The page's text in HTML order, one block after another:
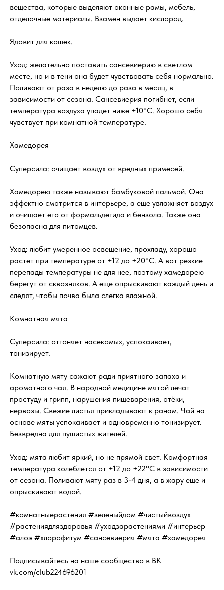
вещества, которые выделяют оконные рамы, мебель,
отделочные материалы. Взамен выдает кислород.
Ядовит для кошек.
Уход: желательно поставить сансевиерию в светлом
месте, но и в тени она будет чувствовать себя нормально.
Поливают от раза в неделю до раза в месяц, в
зависимости от сезона. Сансевиерия погибнет, если
температура воздуха упадет ниже +10°C. Хорошо себя
чувствует при комнатной температуре.
Хамедорея
Суперсила: очищает воздух от вредных примесей.
Хамедорею также называют бамбуковой пальмой. Она
эффектно смотрится в интерьере, а еще увлажняет воздух
и очищает его от формальдегида и бензола. Также она
безопасна для питомцев.
Уход: любит умеренное освещение, прохладу, хорошо
растет при температуре от +12 до +20°C. А вот резкие
перепады температуры не для нее, поэтому хамедорею
берегут от сквозняков. А еще опрыскивают каждый день и
следят, чтобы почва была слегка влажной.
Комнатная мята
Суперсила: отгоняет насекомых, успокаивает,
тонизирует.
Комнатную мяту сажают ради приятного запаха и
ароматного чая. В народной медицине мятой лечат
простуду и грипп, нарушения пищеварения, отёки,
нервозы. Свежие листья прикладывают к ранам. Чай на
основе мяты успокаивает и одновременно тонизирует.
Безвредна для пушистых жителей.
Уход: мята любит яркий, но не прямой свет. Комфортная
температура колеблется от +12 до +22°C в зависимости
от сезона. Поливают мяту раз в 3-4 дня, а в жару еще и
опрыскивают водой.
#комнатныерастения #зеленыйдом #чистыйвоздух
#растениядляздоровья #уходзарастениями #интерьер
#алоэ #хлорофитум #сансевиерия #мята #хамедорея
Подписывайтесь на наше сообщество в ВК
vk.com/club224696201